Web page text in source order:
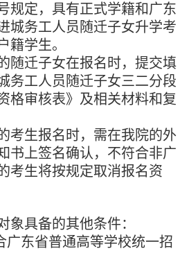
规定，具有正式学籍和广东
城务工人员随迁子女升学考
籍学生。
随迁子女在报名时，提交填
务工人员随迁子女三二分段
格审核表》及相关材料和复
考生报名时，需在我院的外
书上签名确认，不符合非广
考生将按规定取消报名资
象具备的其他条件：
广东省普通高等学校统一招